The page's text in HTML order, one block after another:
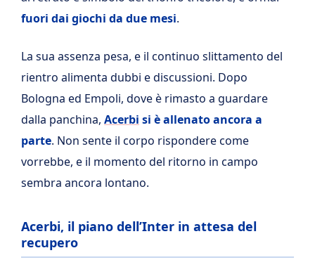
fuori dai giochi da due mesi.
La sua assenza pesa, e il continuo slittamento del
rientro alimenta dubbi e discussioni. Dopo
Bologna ed Empoli, dove è rimasto a guardare
dalla panchina, Acerbi si è allenato ancora a
parte. Non sente il corpo rispondere come
vorrebbe, e il momento del ritorno in campo
sembra ancora lontano.
Acerbi, il piano dell’Inter in attesa del
recupero